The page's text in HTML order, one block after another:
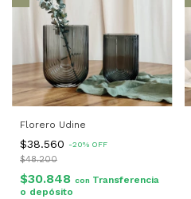
Florero Udine
$38.560 -20% OFF
$48.200
$30.848 con Transferencia
o depósito